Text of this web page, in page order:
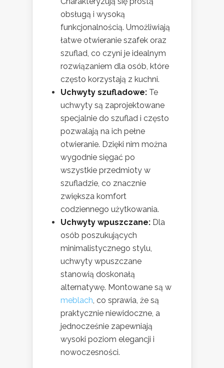
obsługą i wysoką
funkcjonalnością. Umożliwiają
łatwe otwieranie szafek oraz
szuflad, co czyni je idealnym
rozwiązaniem dla osób, które
często korzystają z kuchni.
Uchwyty szufladowe: Te
uchwyty są zaprojektowane
specjalnie do szuflad i często
pozwalają na ich pełne
otwieranie. Dzięki nim można
wygodnie sięgać po
wszystkie przedmioty w
szufladzie, co znacznie
zwiększa komfort
codziennego użytkowania.
Uchwyty wpuszczane: Dla
osób poszukujących
minimalistycznego stylu,
uchwyty wpuszczane
stanowią doskonałą
alternatywę. Montowane są w
meblach, co sprawia, że są
praktycznie niewidoczne, a
jednocześnie zapewniają
wysoki poziom elegancji i
nowoczesności.